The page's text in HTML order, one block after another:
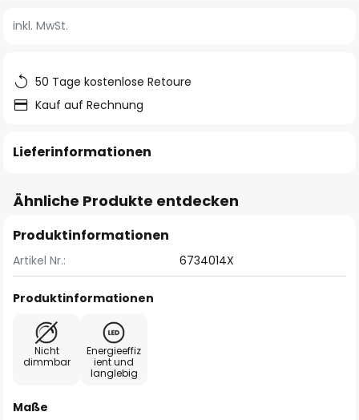
springen
inkl. MwSt.
50 Tage kostenlose Retoure
Kauf auf Rechnung
Lieferinformationen
Ähnliche Produkte entdecken
Produktinformationen
Artikel Nr.: 6734014X
Produktinformationen
Nicht
dimmbar
Energieeffiz
ient und
langlebig
Maße